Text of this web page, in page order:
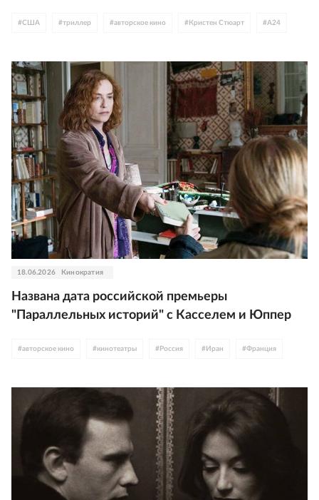
#США #триллер #авторское кино # Кристен Стюарт #A24
18.06.2026 Кинократия
Названа дата российской премьеры
"Параллельных историй" с Касселем и Юппер
#авторское кино #кинотеатры # Россия # Иран #Франция